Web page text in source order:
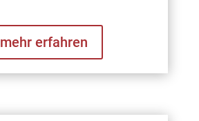
mehr erfahren